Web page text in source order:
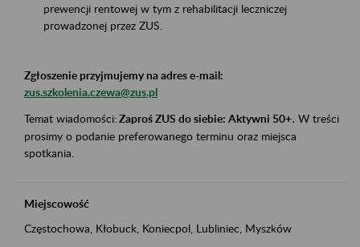
prewencji rentowej w tym z rehabilitacji leczniczej
prowadzonej przez ZUS.
Zgłoszenie przyjmujemy na adres e-mail:
zus.szkolenia.czewa@zus.pl
Temat wiadomości:Zaproś ZUS do siebie: Aktywni 50+. W treści
prosimy o podanie preferowanego terminu oraz miejsca
spotkania.
Miejscowość
Częstochowa, Kłobuck, Koniecpol, Lubliniec, Myszków